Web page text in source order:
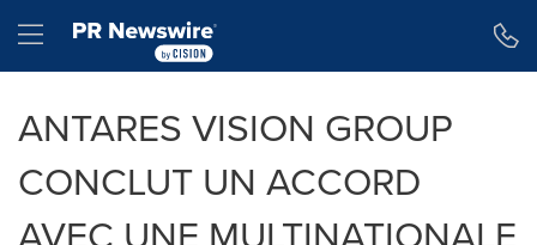
Hamburger menu
ANTARES VISION GROUP
CONCLUT UN ACCORD